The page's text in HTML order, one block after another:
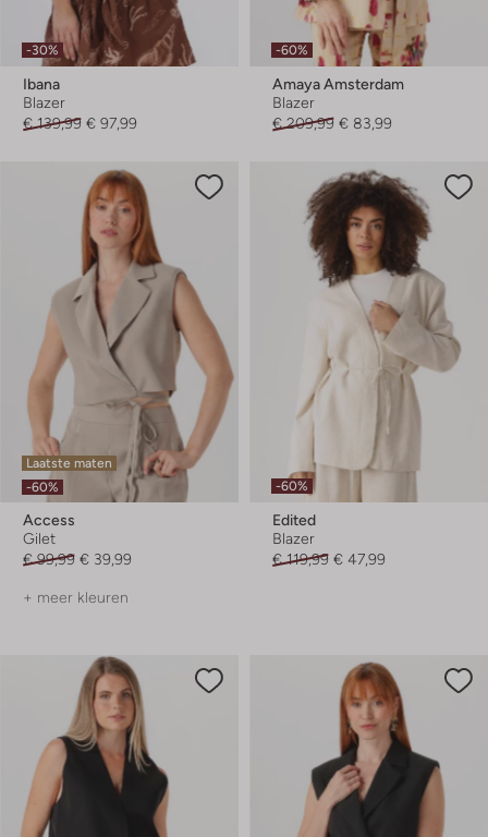
-30%
Ibana
Blazer
€ 139,99 € 97,99
-60%
Amaya Amsterdam
Blazer
€ 209,99 € 83,99
Laatste maten
-60%
Access
Gilet
€ 99,99 € 39,99
+ meer kleuren
-60%
Edited
Blazer
€ 119,99 € 47,99